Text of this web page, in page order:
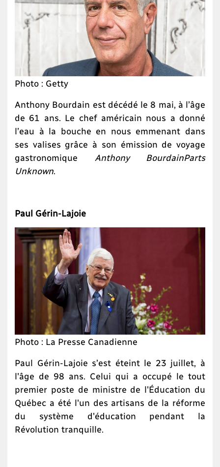
Photo : Getty
Anthony Bourdain est décédé le 8 mai, à l’âge
de 61 ans. Le chef américain nous a donné
l’eau à la bouche en nous emmenant dans
ses valises grâce à son émission de voyage
gastronomique Anthony BourdainParts
Unknown
Paul Gérin-Lajoie
Photo : La Presse Canadienne
Paul Gérin-Lajoie s’est éteint le 23 juillet, à
l'âge de 98 ans. Celui qui a occupé le tout
premier poste de ministre de l'Éducation du
Québec a été l'un des artisans de la réforme
du système d'éducation pendant la
Révolution tranquille.